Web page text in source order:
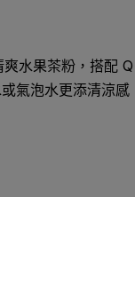
水果茶粉，搭配
氣泡水更添清涼